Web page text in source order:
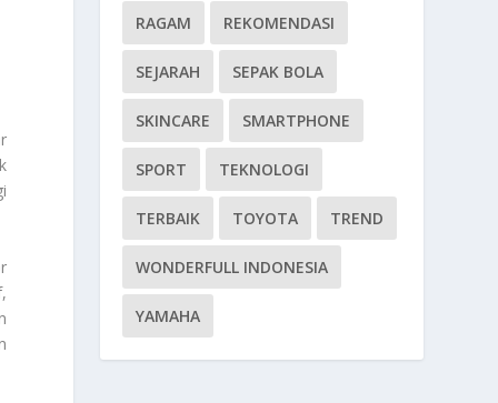
RAGAM REKOMENDASI
SEJARAH SEPAK BOLA
SKINCARE SMARTPHONE
SPORT TEKNOLOGI
TERBAIK TOYOTA TREND
WONDERFULL INDONESIA
YAMAHA